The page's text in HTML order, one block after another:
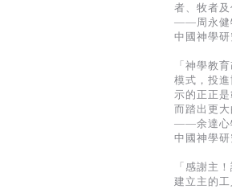
者、牧者及
——周永健
中國神學
「神學教
模式，投
示的正正
而踏出更大
——余達心
中國神學
「感謝主
建立主的